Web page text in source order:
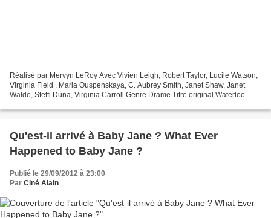
Réalisé par Mervyn LeRoy Avec Vivien Leigh, Robert Taylor, Lucile Watson,
Virginia Field , Maria Ouspenskaya, C. Aubrey Smith, Janet Shaw, Janet
Waldo, Steffi Duna, Virginia Carroll Genre Drame Titre original Waterloo
Qu'est-il arrivé à Baby Jane ? What Ever
Happened to Baby Jane ?
Publié le 29/09/2012 à 23:00
Par Ciné Alain